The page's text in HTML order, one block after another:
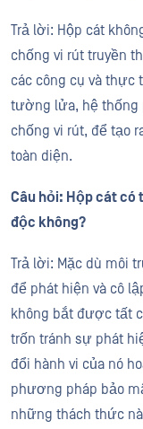
Trả lời: Hộp cát
chống vi rút truyền
các công cụ và thực
tường lửa, hệ thống
chống vi rút, để tạo
toàn diện.
Câu hỏi: Hộp cát có
độc không?
Trả lời: Mặc dù môi
để phát hiện và cô
không bắt được tất
trốn tránh sự phát
đổi hành vi của nó
phương pháp bảo
những thách thức